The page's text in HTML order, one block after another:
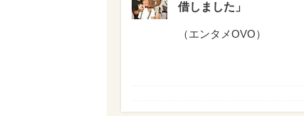
借しました」
（エンタメOVO）